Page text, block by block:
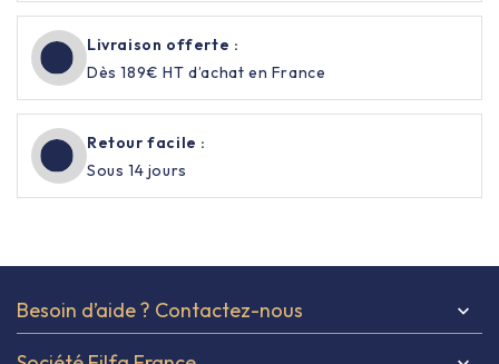
Livraison offerte :
Dès 189€ HT d’achat en France
Retour facile :
Sous 14 jours
Besoin d’aide ? Contactez-nous 